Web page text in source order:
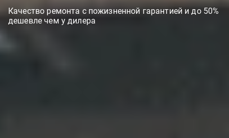
Качество ремонта с пожизненной гарантией и до 50%
дешевле чем у дилера